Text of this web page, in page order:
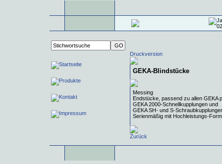
Druckversion
GEKA-Blindstücke
Messing
Endstücke, passend zu allen GEKA
GEKA 2000-Schnellkupplungen und
GEKA SH- und S-
Serienmäßig mit Hochleistungs-
Zurück